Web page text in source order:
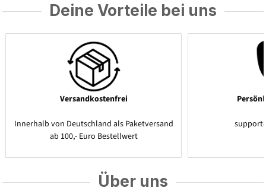
Deine Vorteile bei uns
Versandkostenfrei
Innerhalb von Deutschland als Paketversand
ab 100,- Euro Bestellwert
Über uns